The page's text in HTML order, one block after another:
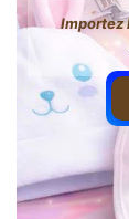
Importez